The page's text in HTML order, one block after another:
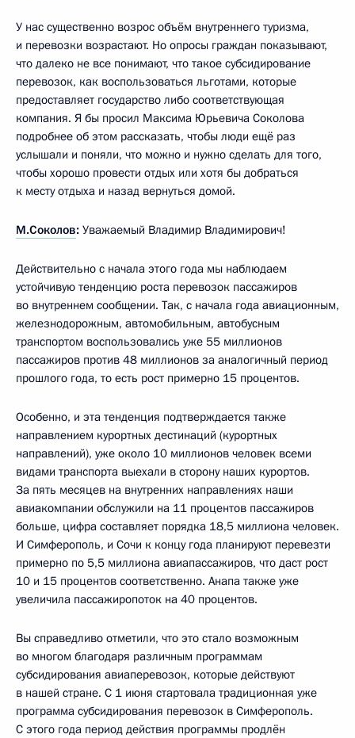
У нас существенно возрос объём внутреннего туризма,
и перевозки возрастают. Но опросы граждан показывают,
что далеко не все понимают, что такое субсидирование
перевозок, как воспользоваться льготами, которые
предоставляет государство либо соответствующая
компания. Я бы просил Максима Юрьевича Соколова
подробнее об этом рассказать, чтобы люди ещё раз
услышали и поняли, что можно и нужно сделать для того,
чтобы хорошо провести отдых или хотя бы добраться
к месту отдыха и назад вернуться домой.
М.Соколов: Уважаемый Владимир Владимирович!
Действительно с начала этого года мы наблюдаем
устойчивую тенденцию роста перевозок пассажиров
во внутреннем сообщении. Так, с начала года авиационным,
железнодорожным, автомобильным, автобусным
транспортом воспользовались уже 55 миллионов
пассажиров против 48 миллионов за аналогичный период
прошлого года, то есть рост примерно 15 процентов.
Особенно, и эта тенденция подтверждается также
направлением курортных дестинаций (курортных
направлений), уже около 10 миллионов человек всеми
видами транспорта выехали в сторону наших курортов.
За пять месяцев на внутренних направлениях наши
авиакомпании обслужили на 11 процентов пассажиров
больше, цифра составляет порядка 18,5 миллиона человек.
И Симферополь, и Сочи к концу года планируют перевезти
примерно по 5,5 миллиона авиапассажиров, что даст рост
10 и 15 процентов соответственно. Анапа также уже
увеличила пассажиропоток на 40 процентов.
Вы справедливо отметили, что это стало возможным
во многом благодаря различным программам
субсидирования авиаперевозок, которые действуют
в нашей стране. С 1 июня стартовала традиционная уже
программа субсидирования перевозок в Симферополь.
С этого года период действия программы продлён